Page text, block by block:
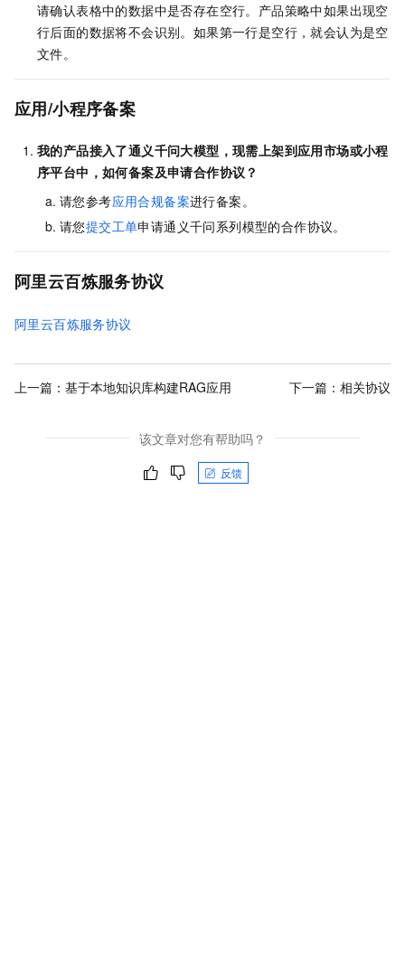
请确认表格中的数据中是否存在空行。产品策略中如果出现空
行后面的数据将不会识别。如果第一行是空行，就会认为是空
文件。
应用/小程序备案
我的产品接入了通义千问大模型，现需上架到应用市场或小程
序平台中，如何备案及申请合作协议？
请您参考应用合规备案进行备案。
请您提交工单申请通义千问系列模型的合作协议。
阿里云百炼服务协议
阿里云百炼服务协议
上一篇： 基于本地知识库构建RAG应用 下一篇： 相关协议
该文章对您有帮助吗？
反馈